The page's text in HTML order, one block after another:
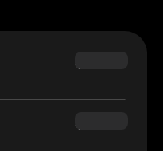
$69.90
$54.90